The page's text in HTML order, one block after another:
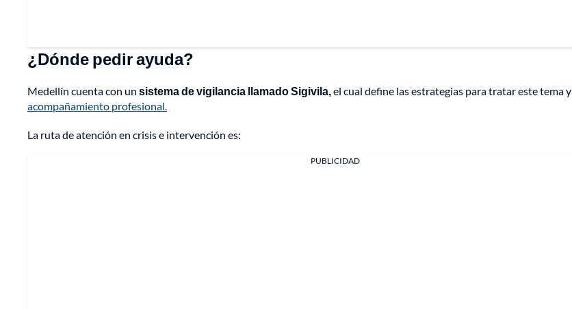
¿Dónde pedir ayuda?
Medellín cuenta con un sistema de vigilancia llamado Sigivila,el cual define las estrategias para tratar este tema y
acompañamiento profesional.
La ruta de atención en crisis e intervención es:
PUBLICIDAD